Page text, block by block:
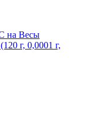
на Весы
г, 0,0001 г,